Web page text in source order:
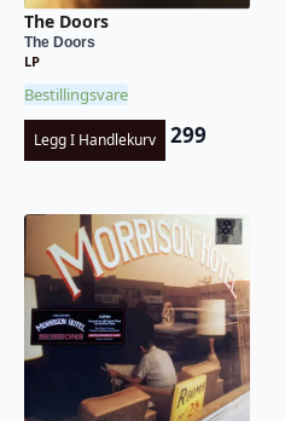
The Doors
The Doors
LP
Bestillingsvare
Legg I Handlekurv 299